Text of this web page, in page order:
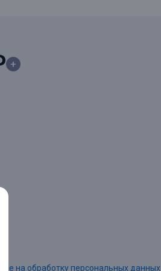
+
на обработку персональных данных